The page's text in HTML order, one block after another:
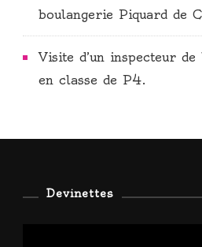
boulangerie Piquard de
Visite d’un inspecteur
en classe de P4.
Devinettes